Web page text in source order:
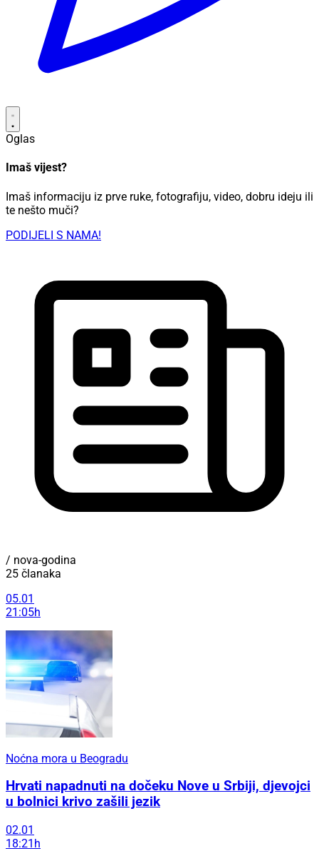
Oglas
Imaš vijest?
Imaš informaciju iz prve ruke, fotografiju, video, dobru ideju ili
te nešto muči?
PODIJELI S NAMA!
/ nova-godina
25 članaka
05.01
21:05h
Noćna mora u Beogradu
Hrvati napadnuti na dočeku Nove u Srbiji, djevojci
u bolnici krivo zašili jezik
02.01
18:21h